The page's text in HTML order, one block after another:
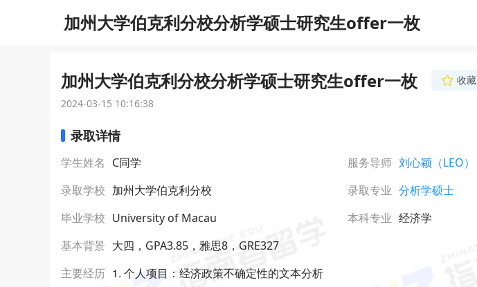
加州大学伯克利分校分析学硕士研究生offer一枚
加州大学伯克利分校分析学硕士研究生offer一枚
收藏
2024-03-15 10:16:38
录取详情
学生姓名 C同学 服务导师 刘心颖（LEO）
录取学校 加州大学伯克利分校 录取专业 分析学硕士
毕业学校 University of Macau 本科专业 经济学
基本背景 大四，GPA3.85，雅思8，GRE327
主要经历 1. 个人项目：经济政策不确定性的文本分析